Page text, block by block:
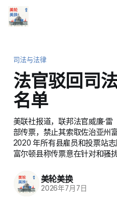
司法与法律
法官驳回司
名单
美联社报道，联邦法官威廉·雷
部传票，禁止其索取佐治亚州
2020 年所有县雇员和投票站志
富尔顿县称传票意在针对和骚
美轮美换
2026年7月7日